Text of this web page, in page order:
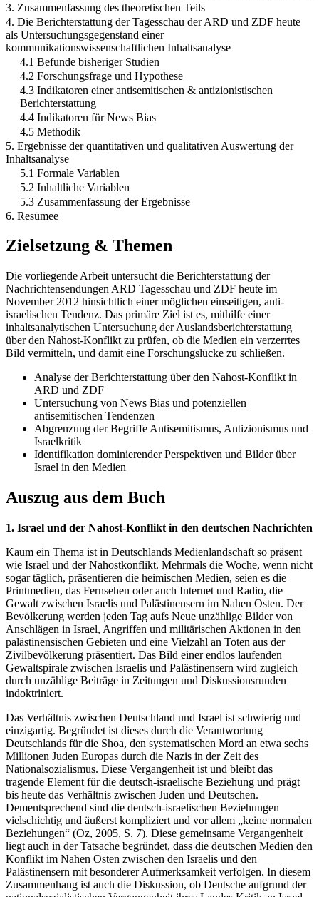
3. Zusammenfassung des theoretischen Teils
4. Die Berichterstattung der Tagesschau der ARD und ZDF heute
als Untersuchungsgegenstand einer
kommunikationswissenschaftlichen Inhaltsanalyse
4.1 Befunde bisheriger Studien
4.2 Forschungsfrage und Hypothese
4.3 Indikatoren einer antisemitischen & antizionistischen
Berichterstattung
4.4 Indikatoren für News Bias
4.5 Methodik
5. Ergebnisse der quantitativen und qualitativen Auswertung der
Inhaltsanalyse
5.1 Formale Variablen
5.2 Inhaltliche Variablen
5.3 Zusammenfassung der Ergebnisse
6. Resümee
Zielsetzung & Themen
Die vorliegende Arbeit untersucht die Berichterstattung der
Nachrichtensendungen ARD Tagesschau und ZDF heute im
November 2012 hinsichtlich einer möglichen einseitigen, anti-
israelischen Tendenz. Das primäre Ziel ist es, mithilfe einer
inhaltsanalytischen Untersuchung der Auslandsberichterstattung
über den Nahost-Konflikt zu prüfen, ob die Medien ein verzerrtes
Bild vermitteln, und damit eine Forschungslücke zu schließen.
Analyse der Berichterstattung über den Nahost-Konflikt in
ARD und ZDF
Untersuchung von News Bias und potenziellen
antisemitischen Tendenzen
Abgrenzung der Begriffe Antisemitismus, Antizionismus und
Israelkritik
Identifikation dominierender Perspektiven und Bilder über
Israel in den Medien
Auszug aus dem Buch
1. Israel und der Nahost-Konflikt in den deutschen Nachrichten
Kaum ein Thema ist in Deutschlands Medienlandschaft so präsent
wie Israel und der Nahostkonflikt. Mehrmals die Woche, wenn nicht
sogar täglich, präsentieren die heimischen Medien, seien es die
Printmedien, das Fernsehen oder auch Internet und Radio, die
Gewalt zwischen Israelis und Palästinensern im Nahen Osten. Der
Bevölkerung werden jeden Tag aufs Neue unzählige Bilder von
Anschlägen in Israel, Angriffen und militärischen Aktionen in den
palästinensischen Gebieten und eine Vielzahl an Toten aus der
Zivilbevölkerung präsentiert. Das Bild einer endlos laufenden
Gewaltspirale zwischen Israelis und Palästinensern wird zugleich
durch unzählige Beiträge in Zeitungen und Diskussionsrunden
indoktriniert.
Das Verhältnis zwischen Deutschland und Israel ist schwierig und
einzigartig. Begründet ist dieses durch die Verantwortung
Deutschlands für die Shoa, den systematischen Mord an etwa sechs
Millionen Juden Europas durch die Nazis in der Zeit des
Nationalsozialismus. Diese Vergangenheit ist und bleibt das
tragende Element für die deutsch-israelische Beziehung und prägt
bis heute das Verhältnis zwischen Juden und Deutschen.
Dementsprechend sind die deutsch-israelischen Beziehungen
vielschichtig und äußerst kompliziert und vor allem „keine normalen
Beziehungen“ (Oz, 2005, S. 7). Diese gemeinsame Vergangenheit
liegt auch in der Tatsache begründet, dass die deutschen Medien den
Konflikt im Nahen Osten zwischen den Israelis und den
Palästinensern mit besonderer Aufmerksamkeit verfolgen. In diesem
Zusammenhang ist auch die Diskussion, ob Deutsche aufgrund der